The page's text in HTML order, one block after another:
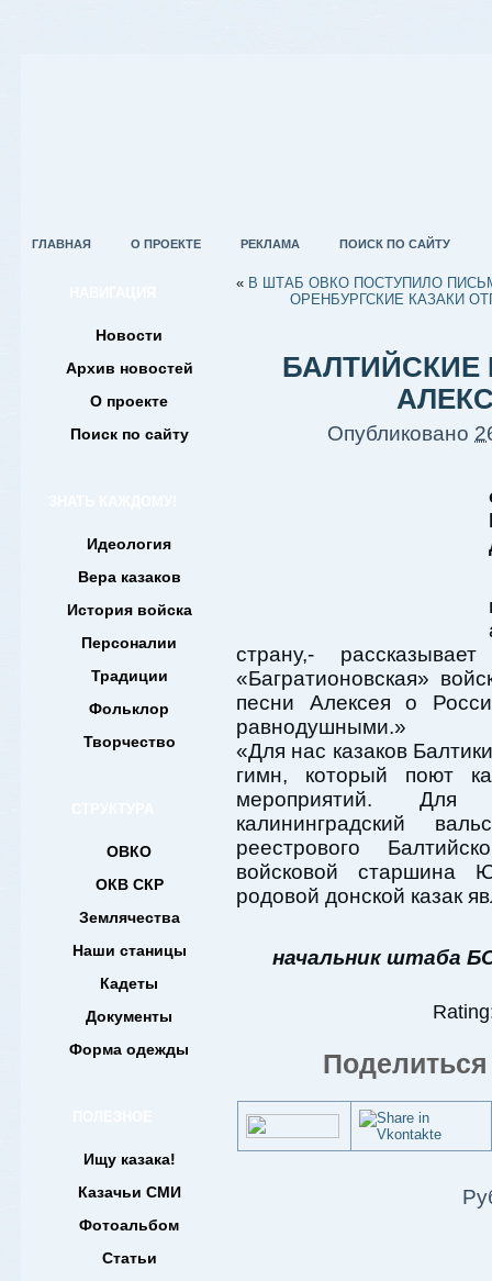
ГЛАВНАЯ О ПРОЕКТЕ РЕКЛАМА ПОИСК ПО САЙТУ
Новости
Архив новостей
О проекте
Поиск по сайту
Идеология
Вера казаков
История войска
Персоналии
Традиции
Фольклор
Творчество
ОВКО
ОКВ СКР
Землячества
Наши станицы
Кадеты
Документы
Форма одежды
Ищу казака!
Казачьи СМИ
Фотоальбом
Статьи
« В ШТАБ ОВКО ПОСТУПИЛО
ОРЕНБУРГСКИЕ КАЗАКИ
БАЛТИЙСКИЕ
Опубликовано
страну,-
«Багратионовская»
песни Алексея о
равнодушными.»
«Для нас казаков
гимн, который поют
мероприятий. Для
калининградский
реестрового
войсковой старшина
родовой донской казак
начальник штаба